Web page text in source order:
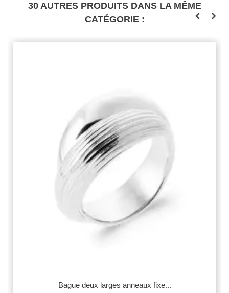
30 AUTRES PRODUITS DANS LA MÊME
CATÉGORIE :
Bague deux larges anneaux fixe...